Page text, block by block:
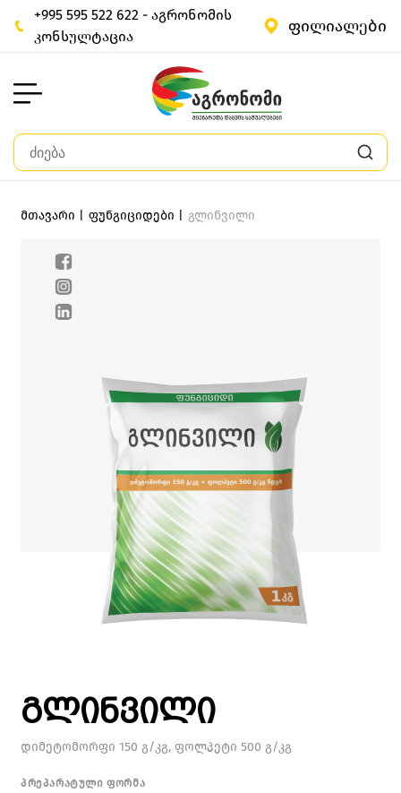
+995 595 522 622 - აგრონომის
კონსულტაცია
ფილიალები
მთავარი | ფუნგიციდები | გლინვილი
გლინვილი
დიმეტომორფი 150 გ/კგ, ფოლპეტი 500 გ/კგ
პრეპარატული ფორმა